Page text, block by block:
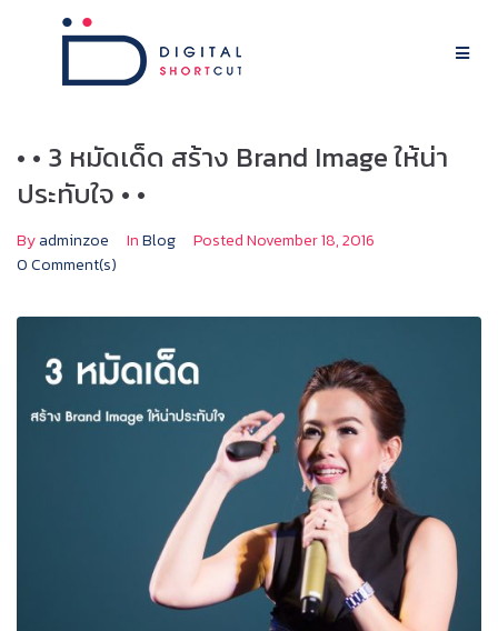
• • 3 หมัดเด็ด สร้าง Brand Image ให้น่า
ประทับใจ • •
Byadminzoe InBlog PostedNovember 18, 2016
0 Comment(s)